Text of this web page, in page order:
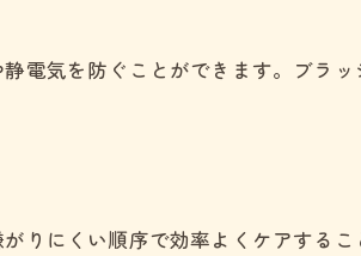
電気を防ぐことができます。ブラッ
りにくい順序で効率よくケアするこ